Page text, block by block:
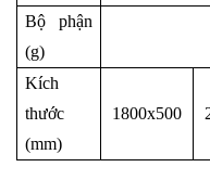
Bộ phận
(g)
Kích
thước
(mm)
1800x500